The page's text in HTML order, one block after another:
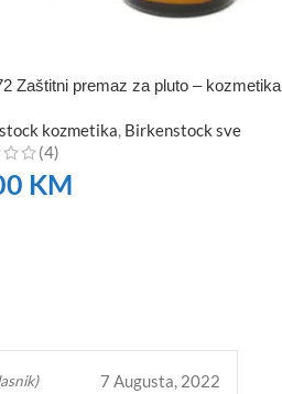
Zaštitni premaz za pluto – kozmetika
kozmetika, Birkenstock sve
(4)
KM
7 Augusta, 2022